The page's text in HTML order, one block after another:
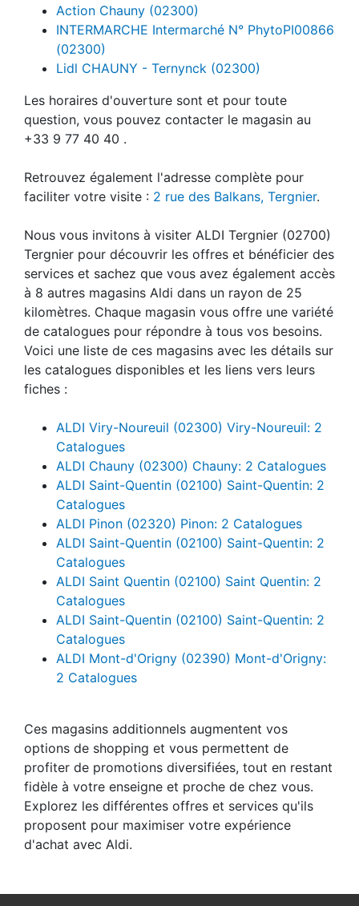
Action Chauny (02300)
INTERMARCHE Intermarché N° PhytoPI00866
(02300)
Lidl CHAUNY - Ternynck (02300)
Les horaires d'ouverture sont et pour toute
question, vous pouvez contacter le magasin au
+33 9 77 40 40 .
Retrouvez également l'adresse complète pour
faciliter votre visite : 2 rue des Balkans, Tergnier.
Nous vous invitons à visiter ALDI Tergnier (02700)
Tergnier pour découvrir les offres et bénéficier des
services et sachez que vous avez également accès
à 8 autres magasins Aldi dans un rayon de 25
kilomètres. Chaque magasin vous offre une variété
de catalogues pour répondre à tous vos besoins.
Voici une liste de ces magasins avec les détails sur
les catalogues disponibles et les liens vers leurs
fiches :
ALDI Viry-Noureuil (02300) Viry-Noureuil: 2
Catalogues
ALDI Chauny (02300) Chauny: 2 Catalogues
ALDI Saint-Quentin (02100) Saint-Quentin: 2
Catalogues
ALDI Pinon (02320) Pinon: 2 Catalogues
ALDI Saint-Quentin (02100) Saint-Quentin: 2
Catalogues
ALDI Saint Quentin (02100) Saint Quentin: 2
Catalogues
ALDI Saint-Quentin (02100) Saint-Quentin: 2
Catalogues
ALDI Mont-d'Origny (02390) Mont-d'Origny:
2 Catalogues
Ces magasins additionnels augmentent vos
options de shopping et vous permettent de
profiter de promotions diversifiées, tout en restant
fidèle à votre enseigne et proche de chez vous.
Explorez les différentes offres et services qu'ils
proposent pour maximiser votre expérience
d'achat avec Aldi.